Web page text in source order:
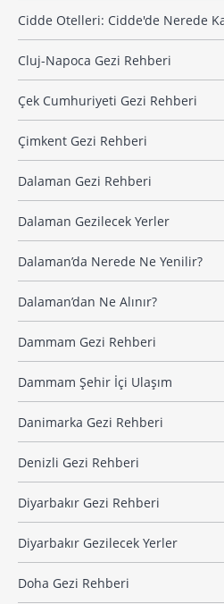
Cidde Otelleri: Cidde'de Nerede
Cluj-Napoca Gezi Rehberi
Çek Cumhuriyeti Gezi Rehberi
Çimkent Gezi Rehberi
Dalaman Gezi Rehberi
Dalaman Gezilecek Yerler
Dalaman’da Nerede Ne Yenilir?
Dalaman’dan Ne Alınır?
Dammam Gezi Rehberi
Dammam Şehir İçi Ulaşım
Danimarka Gezi Rehberi
Denizli Gezi Rehberi
Diyarbakır Gezi Rehberi
Diyarbakır Gezilecek Yerler
Doha Gezi Rehberi